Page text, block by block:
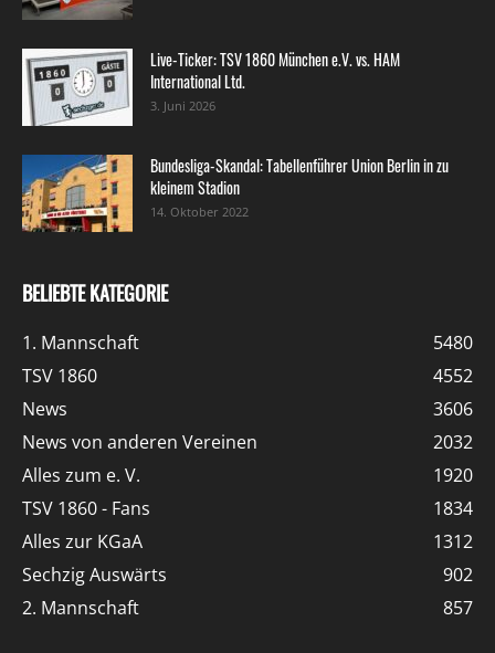
Live-Ticker: TSV 1860 München e.V. vs. HAM
International Ltd.
3. Juni 2026
Bundesliga-Skandal: Tabellenführer Union Berlin in zu
kleinem Stadion
14. Oktober 2022
BELIEBTE KATEGORIE
1. Mannschaft
5480
TSV 1860
4552
News
3606
News von anderen Vereinen
2032
Alles zum e. V.
1920
TSV 1860 - Fans
1834
Alles zur KGaA
1312
Sechzig Auswärts
902
2. Mannschaft
857